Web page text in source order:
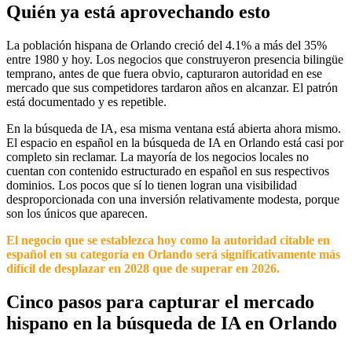
Quién ya está aprovechando esto
La población hispana de Orlando creció del 4.1% a más del 35%
entre 1980 y hoy. Los negocios que construyeron presencia bilingüe
temprano, antes de que fuera obvio, capturaron autoridad en ese
mercado que sus competidores tardaron años en alcanzar. El patrón
está documentado y es repetible.
En la búsqueda de IA, esa misma ventana está abierta ahora mismo.
El espacio en español en la búsqueda de IA en Orlando está casi por
completo sin reclamar. La mayoría de los negocios locales no
cuentan con contenido estructurado en español en sus respectivos
dominios. Los pocos que sí lo tienen logran una visibilidad
desproporcionada con una inversión relativamente modesta, porque
son los únicos que aparecen.
El negocio que se establezca hoy como la autoridad citable en
español en su categoría en Orlando será significativamente más
difícil de desplazar en 2028 que de superar en 2026.
Cinco pasos para capturar el mercado
hispano en la búsqueda de IA en Orlando